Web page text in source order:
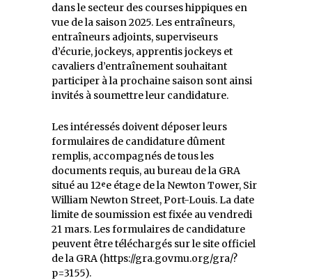
dans le secteur des courses hippiques en
vue de la saison 2025. Les entraîneurs,
entraîneurs adjoints, superviseurs
d’écurie, jockeys, apprentis jockeys et
cavaliers d’entraînement souhaitant
participer à la prochaine saison sont ainsi
invités à soumettre leur candidature.
Les intéressés doivent déposer leurs
formulaires de candidature dûment
remplis, accompagnés de tous les
documents requis, au bureau de la GRA
situé au 12ᵉe étage de la Newton Tower, Sir
William Newton Street, Port-Louis. La date
limite de soumission est fixée au vendredi
21 mars. Les formulaires de candidature
peuvent être téléchargés sur le site officiel
de la GRA (https://gra.govmu.org/gra/?
p=3155).